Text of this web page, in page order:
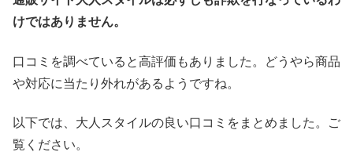
けではありません。
口コミを調べていると高評価もありました。どうやら商品
や対応に当たり外れがあるようですね。
以下では、大人スタイルの良い口コミをまとめました。ご
覧ください。